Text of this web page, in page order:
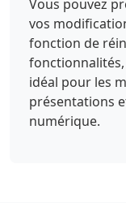
Vous pouvez
vos
fonction de
idéal pour les
présentations
numérique.